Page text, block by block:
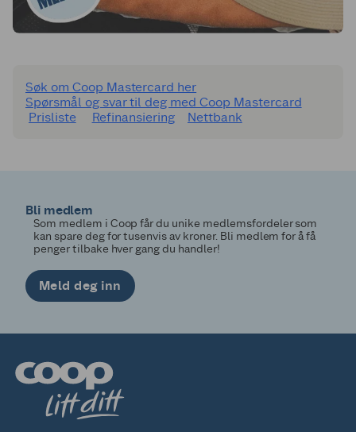
Søk om Coop Mastercard her
Spørsmål og svar til deg med Coop Mastercard
Prisliste
Refinansiering Nettbank
Bli medlem
Som medlem i Coop får du unike medlemsfordeler som
kan spare deg for tusenvis av kroner. Bli medlem for å få
penger tilbake hver gang du handler!
Meld deg inn